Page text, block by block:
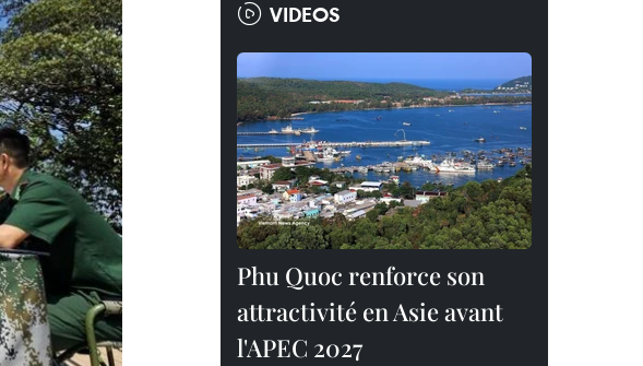
VIDEOS
Phu Quoc renforce son
attractivité en Asie avant
l'APEC 2027